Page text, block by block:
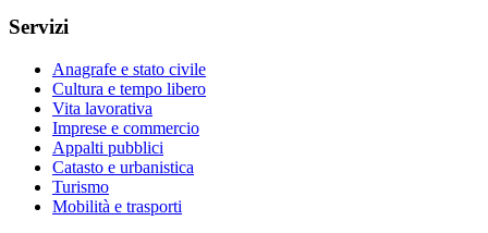
Servizi
Anagrafe e stato civile
Cultura e tempo libero
Vita lavorativa
Imprese e commercio
Appalti pubblici
Catasto e urbanistica
Turismo
Mobilità e trasporti